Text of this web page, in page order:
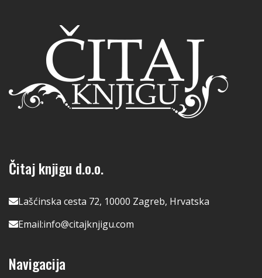
Čitaj knjigu d.o.o.
Lašćinska cesta 72, 10000 Zagreb, Hrvatska
Email:info@citajknjigu.com
Navigacija